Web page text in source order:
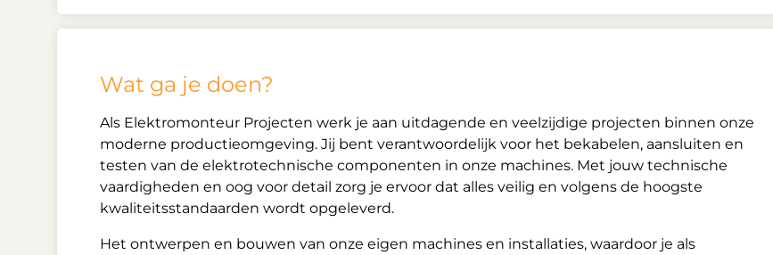
Wat ga je doen?
Als Elektromonteur Projecten werk je aan uitdagende en veelzijdige projecten binnen onze
moderne productieomgeving. Jij bent verantwoordelijk voor het bekabelen, aansluiten en
testen van de elektrotechnische componenten in onze machines. Met jouw technische
vaardigheden en oog voor detail zorg je ervoor dat alles veilig en volgens de hoogste
kwaliteitsstandaarden wordt opgeleverd.
Het ontwerpen en bouwen van onze eigen machines en installaties, waardoor je als